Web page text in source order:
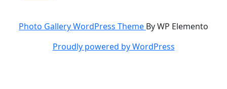
Photo Gallery WordPress Theme By WP Elemento
Proudly powered by WordPress